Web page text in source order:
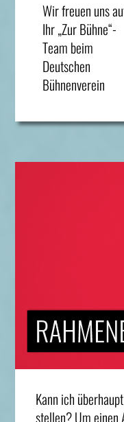
Wir freuen uns
Ihr „Zur Bühne“-
Team beim
Deutschen
Bühnenverein
Kann ich
stellen? Um einen